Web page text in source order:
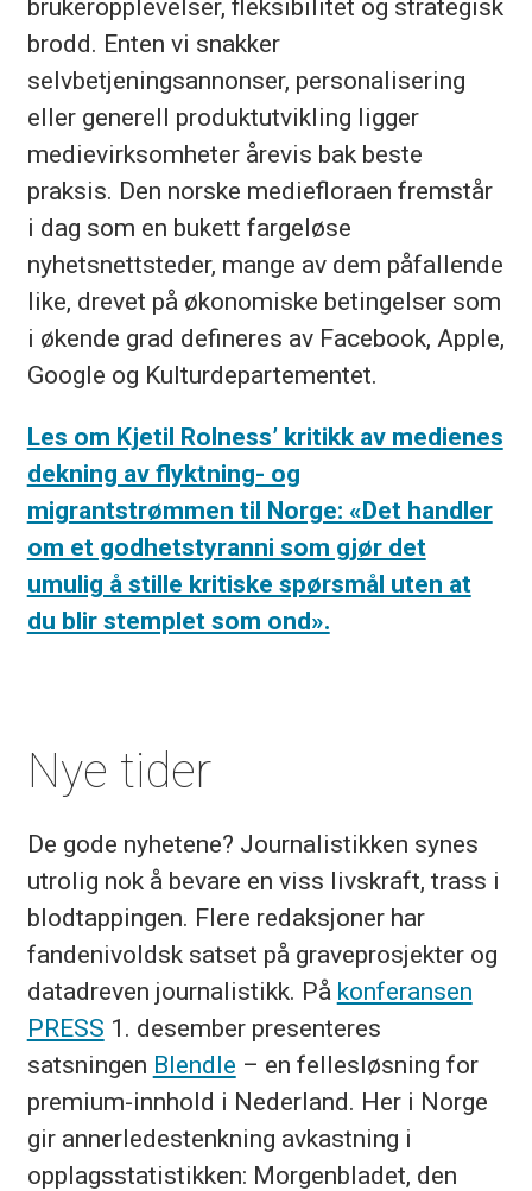
brukeropplevelser, fleksibilitet og strategisk
brodd. Enten vi snakker
selvbetjeningsannonser, personalisering
eller generell produktutvikling ligger
medievirksomheter årevis bak beste
praksis. Den norske mediefloraen fremstår
i dag som en bukett fargeløse
nyhetsnettsteder, mange av dem påfallende
like, drevet på økonomiske betingelser som
i økende grad defineres av Facebook, Apple,
Google og Kulturdepartementet.
Les om Kjetil Rolness’ kritikk av medienes
dekning av flyktning- og
migrantstrømmen til Norge: «Det handler
om et godhetstyranni som gjør det
umulig å stille kritiske spørsmål uten at
du blir stemplet som ond».
Nye tider
De gode nyhetene? Journalistikken synes
utrolig nok å bevare en viss livskraft, trass i
blodtappingen. Flere redaksjoner har
fandenivoldsk satset på graveprosjekter og
datadreven journalistikk. På konferansen
PRESS 1. desember presenteres
satsningen Blendle – en fellesløsning for
premium-innhold i Nederland. Her i Norge
gir annerledestenkning avkastning i
opplagsstatistikken: Morgenbladet, den